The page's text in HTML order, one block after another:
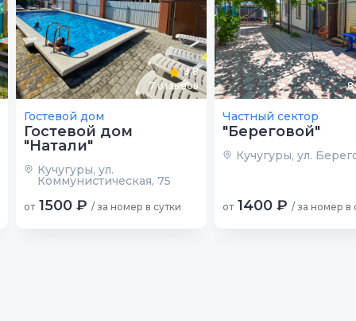
9.8
7отзывов
Гостевой дом
Гостевой дом
"Натали"
Кучугуры, ул.
Коммунистическая, 75
от 1500 ₽ / за номер в сутки
8
Частный сектор
"Береговой"
Кучугуры, ул.
от 1400 ₽ / за номер в